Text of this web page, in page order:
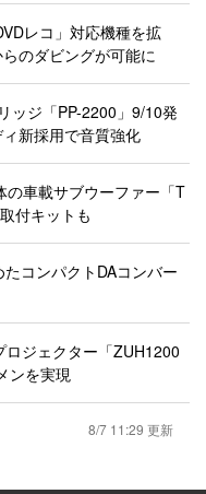
レコ」対応機種を拡
のダビングが可能に
ッジ「PP-2200」9/10発
新採用で音質強化
の車載サブウーファー「T
付キットも
コンパクトDAコンバー
ジェクター「ZUH1200
ンを実現
8/7 11:29 更新